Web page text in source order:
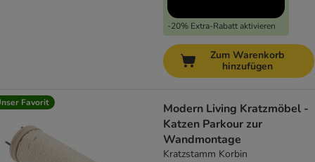
-20% Extra-Rabatt aktivieren
Zum Warenkorb
hinzufügen
Favorit
Modern Living Kratzmöbel -
Katzen Parkour zur
Wandmontage
Kratzstamm Korbin